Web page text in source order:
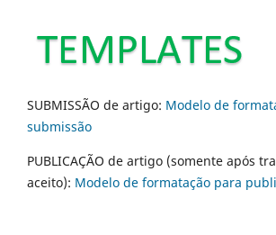
SUBMISSÃO de artigo: Modelo de
submissão
PUBLICAÇÃO de artigo (somente após
aceito): Modelo de formatação para